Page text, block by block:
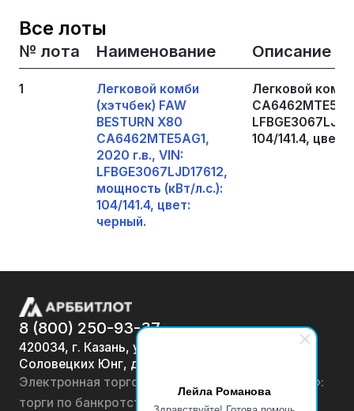
Лейла Романова
Все лоты
№ лота Наименование Описание
1
Легковой комби
(хэтчбек) FAW
BESTURN X80
СА6462МТЕ5АG1,
2020 г.в., VIN:
LFBGE3067LJD17612,
мощность (кВт/л.с.):
104/141.4, цвет:
черный.
Легковой
104/141.4, цвет:
8 (800) 250-93-37
420034, г. Казань, ул.
Соловецких Юнг, д. 7
Электронная торговая площадка «АРББИТЛОТ»:
торги по банкротству, лоты по продаже